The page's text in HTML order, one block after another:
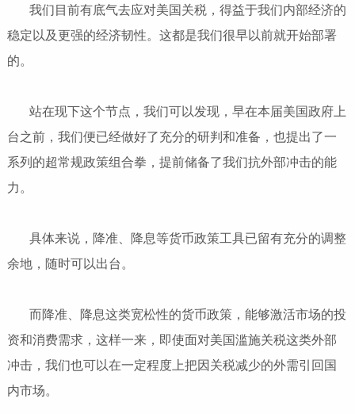
我们目前有底气去应对美国关税，得益于我们内部经济的
稳定以及更强的经济韧性。这都是我们很早以前就开始部署
的。
站在现下这个节点，我们可以发现，早在本届美国政府上
台之前，我们便已经做好了充分的研判和准备，也提出了一
系列的超常规政策组合拳，提前储备了我们抗外部冲击的能
力。
具体来说，降准、降息等货币政策工具已留有充分的调整
余地，随时可以出台。
而降准、降息这类宽松性的货币政策，能够激活市场的投
资和消费需求，这样一来，即使面对美国滥施关税这类外部
冲击，我们也可以在一定程度上把因关税减少的外需引回国
内市场。